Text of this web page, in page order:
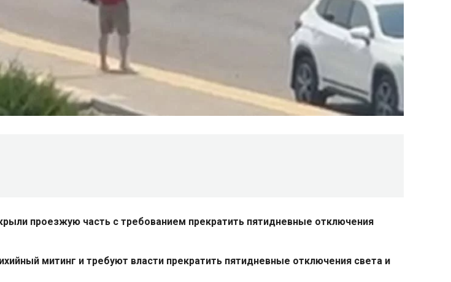
проезжую часть с требованием прекратить пятидневные отключения
митинг и требуют власти прекратить пятидневные отключения света и